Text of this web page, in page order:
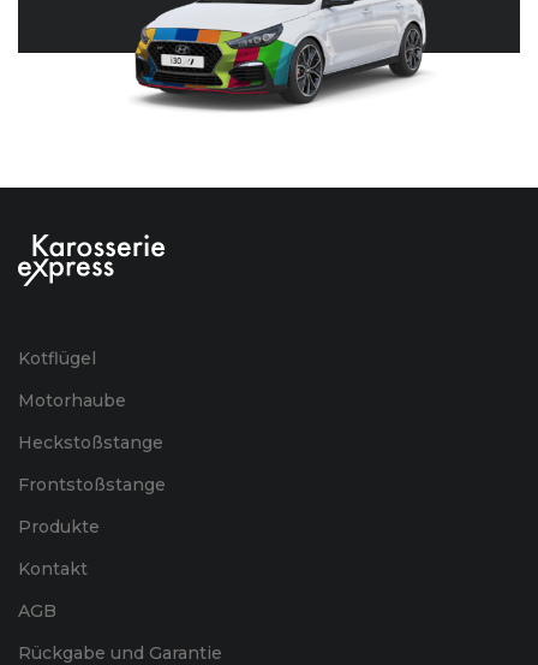
Kotflügel
Motorhaube
Heckstoßstange
Frontstoßstange
Produkte
Kontakt
AGB
Rückgabe und Garantie